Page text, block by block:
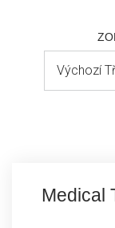
Medical